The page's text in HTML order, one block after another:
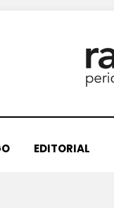
EDITORIAL